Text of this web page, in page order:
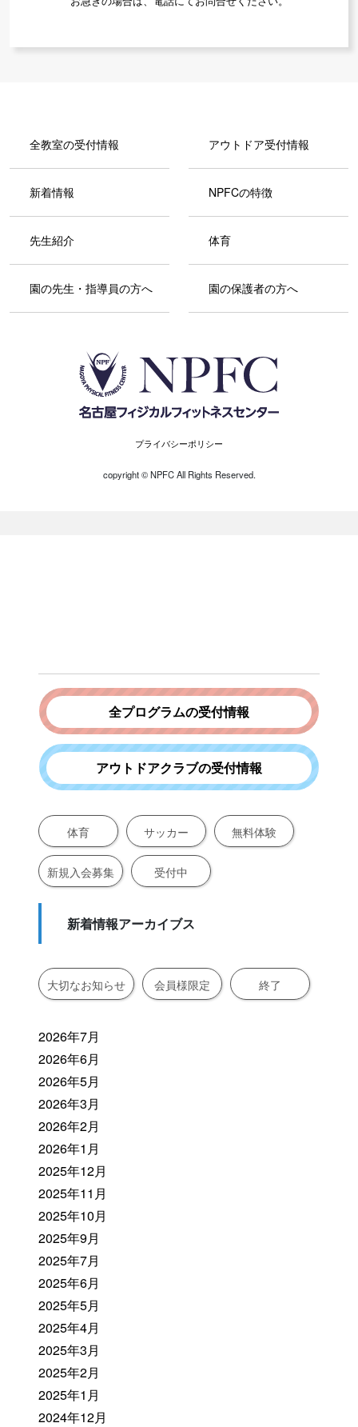
全プログラムの受付情報
アウトドアクラブの受付情報
体育 サッカー 無料体験
新規入会募集 受付中
新着情報アーカイブス
大切なお知らせ 会員様限定 終了
2026年7月
2026年6月
2026年5月
2026年3月
2026年2月
2026年1月
2025年12月
2025年11月
2025年10月
2025年9月
2025年7月
2025年6月
2025年5月
2025年4月
2025年3月
2025年2月
2025年1月
2024年12月
全教室の受付情報 アウトドア受付情報
新着情報 NPFCの特徴
先生紹介 体育
園の先生・指導員の方へ 園の保護者の方へ
プライバシーポリシー
copyright ©︎ NPFC All Rights Reserved.